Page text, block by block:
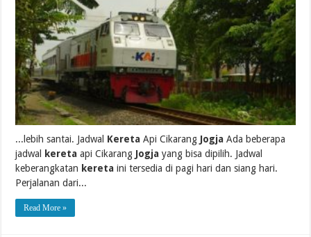
...lebih santai. Jadwal Kereta Api Cikarang Jogja Ada beberapa
jadwal
kereta api Cikarang Jogja yang bisa dipilih. Jadwal
keberangkatan kereta ini tersedia di pagi hari dan siang hari.
Perjalanan dari...
Read More »